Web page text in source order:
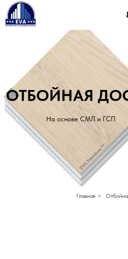
Главная
Продукция
Каталог декоров
Доставка и оплата
Калькулятор
Объекты
Монтаж
О компании
Контакты
ОТБОЙНАЯ
На основе СМЛ и ГСП
Главная »